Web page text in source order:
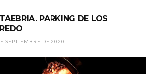
PARKING DE LOS
SEPTIEMBRE DE 2020